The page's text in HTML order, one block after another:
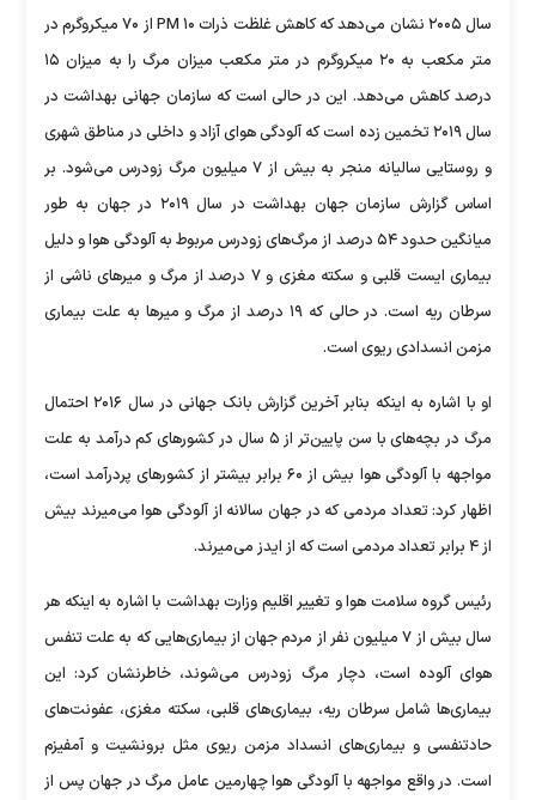
سال ۲۰۰۵ نشان می‌دهد که کاهش غلظت ذرات PM ۱۰ از ۷۰ میکروگرم در
متر مکعب به ۲۰ میکروگرم در متر مکعب میزان مرگ را به میزان ۱۵
درصد کاهش می‌دهد. این در حالی است که سازمان جهانی بهداشت در
سال ۲۰۱۹ تخمین زده است که آلودگی هوای آزاد و داخلی در مناطق شهری
و روستایی سالیانه منجر به بیش از ۷ میلیون مرگ زودرس می‌شود. بر
اساس گزارش سازمان جهان بهداشت در سال ۲۰۱۹ در جهان به طور
میانگین حدود ۵۴ درصد از مرگ‌های زودرس مربوط به آلودگی هوا و دلیل
بیماری ایست قلبی و سکته مغزی و ۷ درصد از مرگ و میر‌های ناشی از
سرطان ریه است. در حالی که ۱۹ درصد از مرگ و میر‌ها به علت بیماری
مزمن انسدادی ریوی است.
او با اشاره به اینکه بنابر آخرین گزارش بانک جهانی در سال ۲۰۱۶ احتمال
مرگ در بچه‌های با سن پایین‌تر از ۵ سال در کشور‌های کم درآمد به علت
مواجهه با آلودگی هوا بیش از ۶۰ برابر بیشتر از کشور‌های پردرآمد است،
اظهار کرد: تعداد مردمی که در جهان سالانه از آلودگی هوا می‌میرند بیش
از ۴ برابر تعداد مردمی است که از ایدز می‌میرند.
رئیس گروه سلامت هوا و تغییر اقلیم وزارت بهداشت با اشاره به اینکه هر
سال بیش از ۷ میلیون نفر از مردم جهان از بیماری‌هایی که به علت تنفس
هوای آلوده است، دچار مرگ زودرس می‌شوند، خاطرنشان کرد: این
بیماری‌ها شامل سرطان ریه، بیماری‌های قلبی، سکته مغزی، عفونت‌های
حادتنفسی و بیماری‌های انسداد مزمن ریوی مثل برونشیت و آمفیزم
است. در واقع مواجهه با آلودگی هوا چهارمین عامل مرگ در جهان پس از